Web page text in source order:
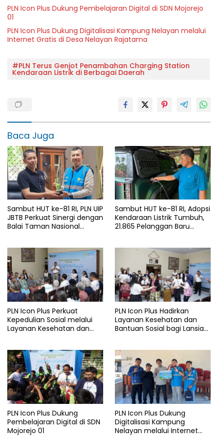
PLN Icon Plus Dukung Pembelajaran Digital di SDN Mojorejo
01
PLN Icon Plus Dukung Digitalisasi Kampung Nelayan melalui
Internet Gratis di Desa Nelayan Rajatama
#PLN Terus Genjot Penambahan Charging Station
Kendaraan Listrik di Berbagai Daerah
Baca Juga
Sambut HUT ke-81 RI, PLN UIP
JBTB Perkuat Sinergi dengan
Balai Taman Nasional
kV Paiton–
Watudodol/Kalipuro
Sambut HUT ke-81 RI, Adopsi
Kendaraan Listrik Tumbuh,
21.865 Pelanggan Baru
PLN Icon Plus Perkuat
Kepedulian Sosial melalui
Layanan Kesehatan dan
PLN Icon Plus Hadirkan
Layanan Kesehatan dan
Bantuan Sosial bagi Lansia
PLN Icon Plus Dukung
Pembelajaran Digital di SDN
Mojorejo 01
PLN Icon Plus Dukung
Digitalisasi Kampung
Nelayan melalui Internet